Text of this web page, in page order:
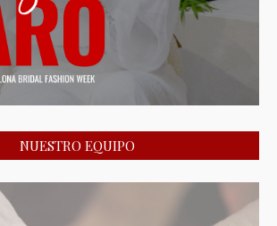
NUESTRO EQUIPO